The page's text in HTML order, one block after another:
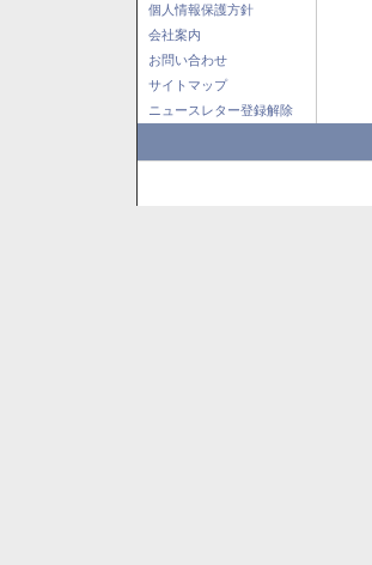
個人情報保護方針
会社案内
お問い合わせ
サイトマップ
ニュースレター登録解除